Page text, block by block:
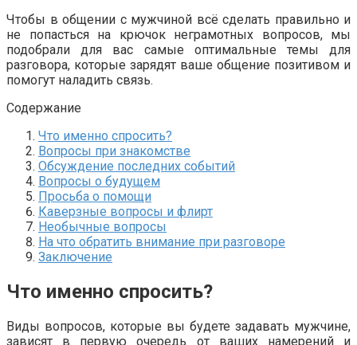
Чтобы в общении с мужчиной всё сделать правильно и
не попасться на крючок неграмотных вопросов, мы
подобрали для вас самые оптимальные темы для
разговора, которые зарядят ваше общение позитивом и
помогут наладить связь.
Содержание
Что именно спросить?
Вопросы при знакомстве
Обсуждение последних событий
Вопросы о будущем
Просьба о помощи
Каверзные вопросы и флирт
Необычные вопросы
На что обратить внимание при разговоре
Заключение
Что именно спросить?
Виды вопросов, которые вы будете задавать мужчине,
зависят в первую очередь от ваших намерений и